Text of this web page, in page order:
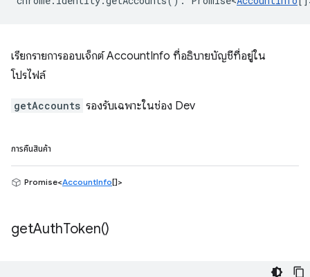
เรียกรายการออบเจ็กต์ AccountInfo ที่อธิบายบัญชีที่อยู่ใน
โปรไฟล์
getAccounts รองรับเฉพาะในช่อง Dev
การคืนสินค้า
Promise<AccountInfo[]>
getAuthToken()